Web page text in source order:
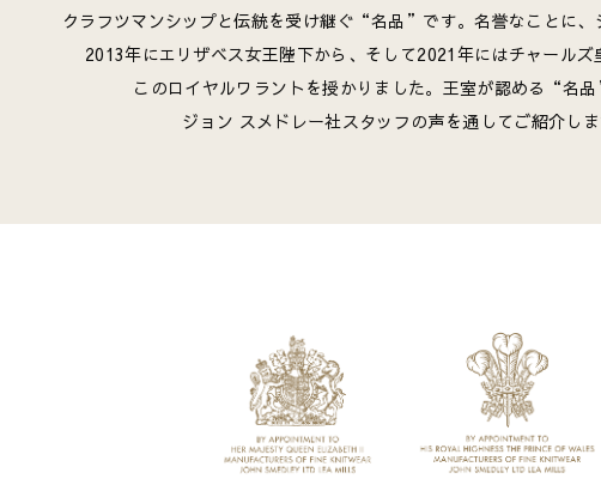
クラフツマンシップと伝統を受け継ぐ“名品”です。名誉なことに、
2013年にエリザベス女王陛下から、そして2021年にはチャールズ
このロイヤルワラントを授かりました。王室が認める“名
ジョン スメドレー社スタッフの声を通してご紹介しま